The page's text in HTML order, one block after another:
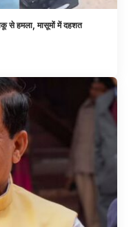
से हमला, मासूमों में दहशत